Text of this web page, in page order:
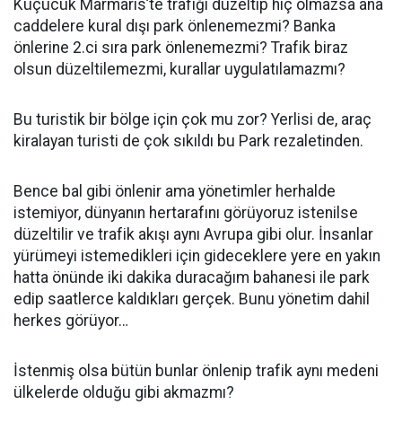
Küçücük Marmaris’te trafiği düzeltip hiç olmazsa ana
caddelere kural dışı park önlenemezmi? Banka
önlerine 2.ci sıra park önlenemezmi? Trafik biraz
olsun düzeltilemezmi, kurallar uygulatılamazmı?
Bu turistik bir bölge için çok mu zor? Yerlisi de, araç
kiralayan turisti de çok sıkıldı bu Park rezaletinden.
Bence bal gibi önlenir ama yönetimler herhalde
istemiyor, dünyanın hertarafını görüyoruz istenilse
düzeltilir ve trafik akışı aynı Avrupa gibi olur. İnsanlar
yürümeyi istemedikleri için gideceklere yere en yakın
hatta önünde iki dakika duracağım bahanesi ile park
edip saatlerce kaldıkları gerçek. Bunu yönetim dahil
herkes görüyor…
İstenmiş olsa bütün bunlar önlenip trafik aynı medeni
ülkelerde olduğu gibi akmazmı?